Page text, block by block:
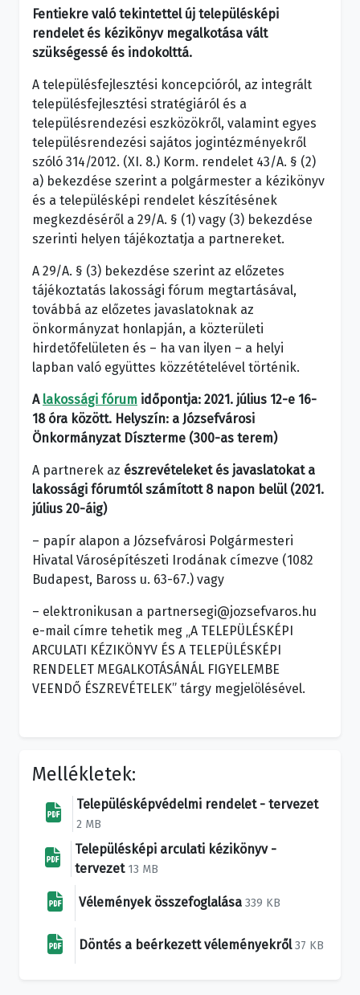
Fentiekre való tekintettel új településképi
rendelet és kézikönyv megalkotása vált
szükségessé és indokolttá.
A településfejlesztési koncepcióról, az integrált
településfejlesztési stratégiáról és a
településrendezési eszközökről, valamint egyes
településrendezési sajátos jogintézményekről
szóló 314/2012. (XI. 8.) Korm. rendelet 43/A. § (2)
a) bekezdése szerint a polgármester a kézikönyv
és a településképi rendelet készítésének
megkezdéséről a 29/A. § (1) vagy (3) bekezdése
szerinti helyen tájékoztatja a partnereket.
A 29/A. § (3) bekezdése szerint az előzetes
tájékoztatás lakossági fórum megtartásával,
továbbá az előzetes javaslatoknak az
önkormányzat honlapján, a közterületi
hirdetőfelületen és – ha van ilyen – a helyi
lapban való együttes közzétételével történik.
A lakossági fórum időpontja: 2021. július 12-e 16-
18 óra között. Helyszín: a Józsefvárosi
Önkormányzat Díszterme (300-as terem)
A partnerek az észrevételeket és javaslatokat a
lakossági fórumtól számított 8 napon belül (2021.
július 20-áig)
– papír alapon a Józsefvárosi Polgármesteri
Hivatal Városépítészeti Irodának címezve (1082
Budapest, Baross u. 63-67.) vagy
– elektronikusan a partnersegi@jozsefvaros.hu
e-mail címre tehetik meg „A TELEPÜLÉSKÉPI
ARCULATI KÉZIKÖNYV ÉS A TELEPÜLÉSKÉPI
RENDELET MEGALKOTÁSÁNÁL FIGYELEMBE
VEENDŐ ÉSZREVÉTELEK” tárgy megjelölésével.
Mellékletek:
Településképvédelmi rendelet - tervezet
2 MB
Településképi arculati kézikönyv -
tervezet 13 MB
Vélemények összefoglalása 339 KB
Döntés a beérkezett véleményekről 37 KB